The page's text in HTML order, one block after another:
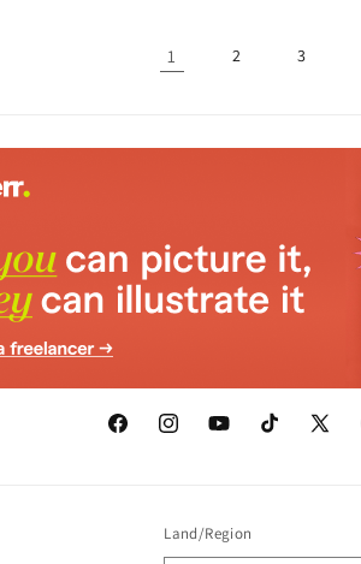
1 2 3
FacebookInstagramYouTubeTikTok
X
Land/Region